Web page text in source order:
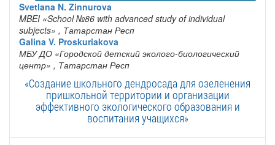
Svetlana N. Zinnurova
MBEI «School №86 with advanced study of individual
subjects» , Татарстан Респ
Galina V. Proskuriakova
МБУ ДО «Городской детский эколого-биологический
центр» , Татарстан Респ
«Создание школьного дендросада для озеленения
пришкольной территории и организации
эффективного экологического образования и
воспитания учащихся»